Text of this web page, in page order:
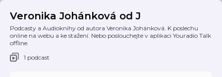
Veronika Johánková od J
Podcasty a Audioknihy od autora Veronika Johánková. K poslechu
online na webu a ke stažení. Nebo poslouchejte v aplikaci Youradio Talk
offline.
1 podcast